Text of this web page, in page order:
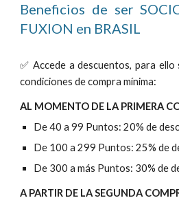
Beneficios de ser
FUXION en BRASIL
✅ Accede a descuentos, para ello
condiciones de compra mínima:
AL MOMENTO DE LA PRIMERA
De 40 a 99 Puntos: 20% de
De 100 a 299 Puntos: 25% de
De 300 a más Puntos: 30% de
A PARTIR DE LA SEGUNDA